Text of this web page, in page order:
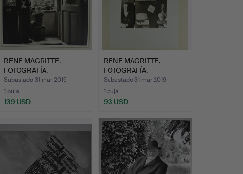
RENE MAGRITTE.
FOTOGRAFÍA.
Subastado 31 mar 2019
1 puja
139 USD
RENE MAGRITTE.
FOTOGRAFÍA.
Subastado 31 mar 2019
1 puja
93 USD